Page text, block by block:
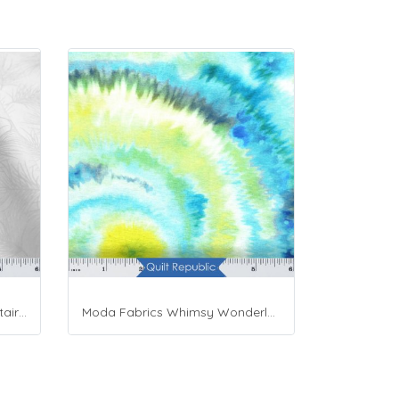
Maywood Studio Fabrics Solitaire Whites Moda Fabrics Whimsy Wonderland Shakedown Street Spiral Breeze